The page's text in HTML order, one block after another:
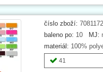
číslo zboží:
baleno po: 10 MJ:
materiál: 100%
41